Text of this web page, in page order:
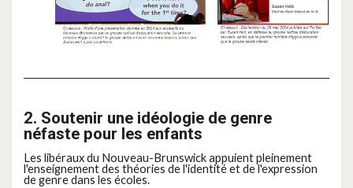
2. Soutenir une idéologie de genre
néfaste pour les enfants
Les libéraux du Nouveau-Brunswick appuient pleinement
l'enseignement des théories de l'identité et de l'expression
de genre dans les écoles.